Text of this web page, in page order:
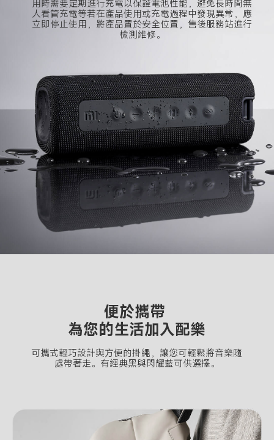
用時需要定期進行充電以保證電池性能，避免長時間無
人看管充電等若在產品使用或充電過程中發現異常，應
立即停止使用，將產品置於安全位置，售後服務站進行
便於攜帶
為您的生活加入配樂
可攜式輕巧設計與方便的掛繩，讓您可輕鬆將音樂隨
處帶著走。有經典黑與閃耀藍可供選擇。